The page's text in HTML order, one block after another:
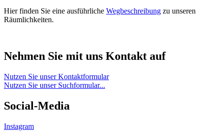
Hier finden Sie eine ausführliche Wegbeschreibung zu unseren
Räumlichkeiten.
Nehmen Sie mit uns Kontakt auf
Nutzen Sie unser Kontaktformular
Nutzen Sie unser Suchformular...
Social-Media
Instagram